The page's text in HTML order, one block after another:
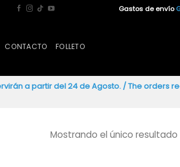
Gastos de envío
CONTACTO FOLLETO
a partir del 24 de Agosto. / The orders
Mostrando el único resultado